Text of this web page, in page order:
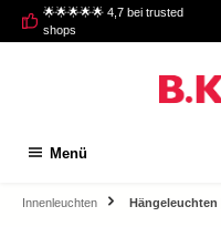
springen
🌟🌟🌟🌟🌟 4,7 bei trusted
shops
Menü
Innenleuchten Hängeleuchten